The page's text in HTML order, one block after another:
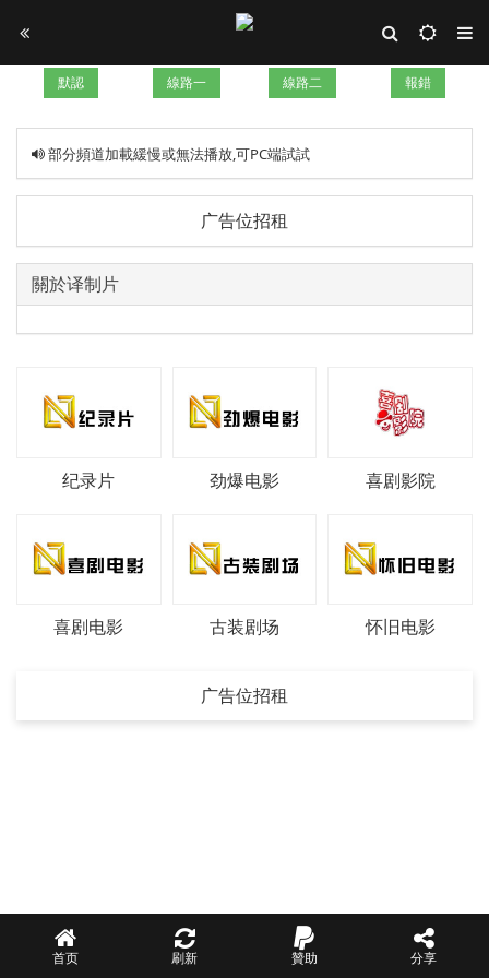
默認 線路一 線路二 報錯
部分頻道加載緩慢或無法播放,可PC端試試
广告位招租
關於译制片
纪录片 劲爆电影 喜剧影院
喜剧电影 古装剧场 怀旧电影
广告位招租
首页 刷新 贊助 分享